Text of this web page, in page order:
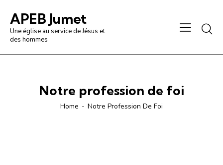
APEB Jumet
Une église au service de Jésus et
des hommes
Notre profession de foi
Home Notre Profession De Foi